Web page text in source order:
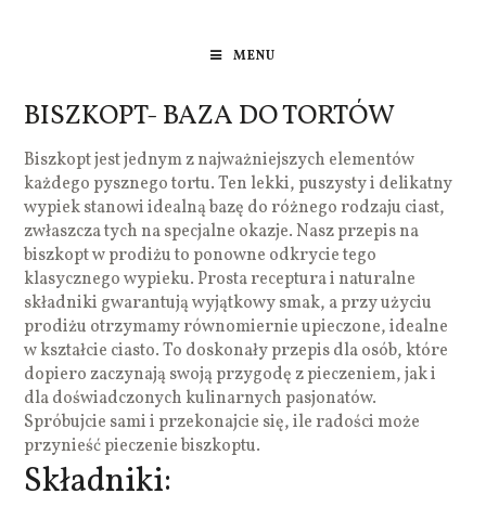
MENU
BISZKOPT- BAZA DO TORTÓW
Biszkopt jest jednym z najważniejszych elementów
każdego pysznego tortu. Ten lekki, puszysty i delikatny
wypiek stanowi idealną bazę do różnego rodzaju ciast,
zwłaszcza tych na specjalne okazje. Nasz przepis na
biszkopt w prodiżu to ponowne odkrycie tego
klasycznego wypieku. Prosta receptura i naturalne
składniki gwarantują wyjątkowy smak, a przy użyciu
prodiżu otrzymamy równomiernie upieczone, idealne
w kształcie ciasto. To doskonały przepis dla osób, które
dopiero zaczynają swoją przygodę z pieczeniem, jak i
dla doświadczonych kulinarnych pasjonatów.
Spróbujcie sami i przekonajcie się, ile radości może
przynieść pieczenie biszkoptu.
Składniki: